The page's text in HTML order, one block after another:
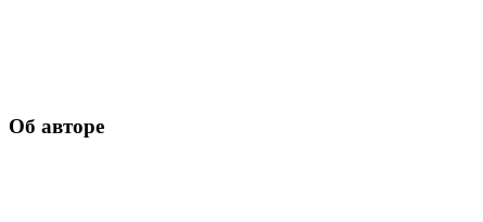
Об авторе